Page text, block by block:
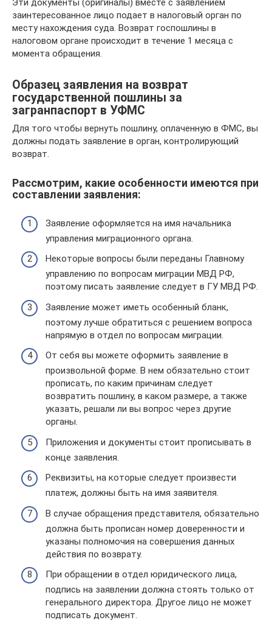
Эти документы (оригиналы) вместе с заявлением
заинтересованное лицо подает в налоговый орган по
месту нахождения суда. Возврат госпошлины в
налоговом органе происходит в течение 1 месяца с
момента обращения.
Образец заявления на возврат
государственной пошлины за
загранпаспорт в УФМС
Для того чтобы вернуть пошлину, оплаченную в ФМС, вы
должны подать заявление в орган, контролирующий
возврат.
Рассмотрим, какие особенности имеются при
составлении заявления:
Заявление оформляется на имя начальника
управления миграционного органа.
Некоторые вопросы были переданы Главному
управлению по вопросам миграции МВД РФ,
поэтому писать заявление следует в ГУ МВД РФ.
Заявление может иметь особенный бланк,
поэтому лучше обратиться с решением вопроса
напрямую в отдел по вопросам миграции.
От себя вы можете оформить заявление в
произвольной форме. В нем обязательно стоит
прописать, по каким причинам следует
возвратить пошлину, в каком размере, а также
указать, решали ли вы вопрос через другие
органы.
Приложения и документы стоит прописывать в
конце заявления.
Реквизиты, на которые следует произвести
платеж, должны быть на имя заявителя.
В случае обращения представителя, обязательно
должна быть прописан номер доверенности и
указаны полномочия на совершения данных
действия по возврату.
При обращении в отдел юридического лица,
подпись на заявлении должна стоять только от
генерального директора. Другое лицо не может
подписать документ.